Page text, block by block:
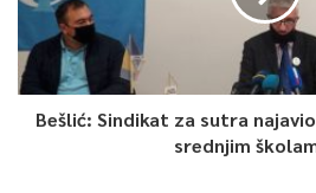
Osim 120 načelnika i 22
2020. godine bira se i 3.142 vijećnika/
predstavnika nacionalnih manjina.
Na izborima učestvuju 543 politička
Bešlić: Sindikat za sutra
srednjim